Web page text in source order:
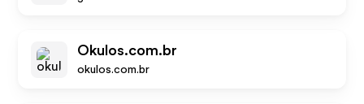
Okulos.com.br
okulos.com.br